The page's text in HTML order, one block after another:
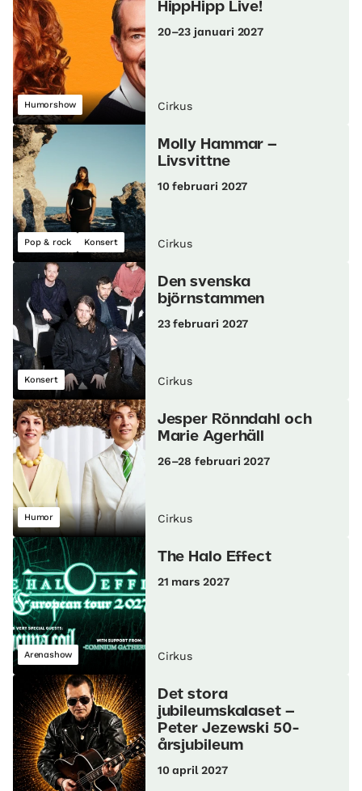
Humorshow
HippHipp Live!
20–23 januari 2027
Cirkus
Pop & rock Konsert
Molly Hammar –
Livsvittne
10 februari 2027
Cirkus
Konsert
Den svenska
björnstammen
23 februari 2027
Cirkus
Humor
Jesper Rönndahl och
Marie Agerhäll
26–28 februari 2027
Cirkus
Arenashow
The Halo Effect
21 mars 2027
Cirkus
Det stora
jubileumskalaset –
Peter Jezewski 50-
årsjubileum
10 april 2027